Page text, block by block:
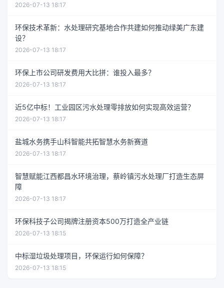
2026-07-13 18:17
环保技术革新：水处理研究基地合作共建如何推动绿美广东建
设？
2026-07-13 18:17
环保上市公司研发费用大比拼：谁投入最多？
2026-07-13 18:17
近5亿中标！工业园区污水处理零排放如何实现高效运营？
2026-07-13 18:17
盐城水务携手山科智能共拓智慧水务新赛道
2026-07-13 18:17
智慧赋能江西都昌水环境治理，蔡岭镇污水处理厂打造生态屏
障
2026-07-13 18:17
环保科技子公司揭牌注册资本500万打造全产业链
2026-07-13 18:15
中标湿垃圾处理项目，环保运行如何保障？
2026-07-13 18:15